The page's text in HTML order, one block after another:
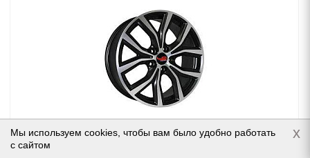
_Concept-B530 (MBFP)
Мы используем cookies, чтобы вам было удобно работать
с сайтом
x